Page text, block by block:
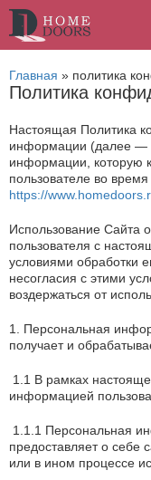
Главная » политика
Политика
Настоящая Политика
информации (далее —
информации, которую
пользователе во
https://
Использование Сайта
пользователя с
условиями обработки
несогласия с этими
воздержаться от
1. Персональная
получает и
1.1 В рамках
информацией
1.1.1 Персональная
предоставляет о себе
или в ином процессе